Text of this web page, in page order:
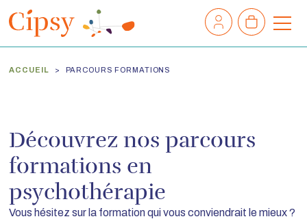
Mon
compte
Mon
panier
e
ACCUEIL PARCOURS FORMATIONS
Découvrez nos parcours
formations en
psychothérapie
Vous hésitez sur la formation qui vous conviendrait le mieux ?